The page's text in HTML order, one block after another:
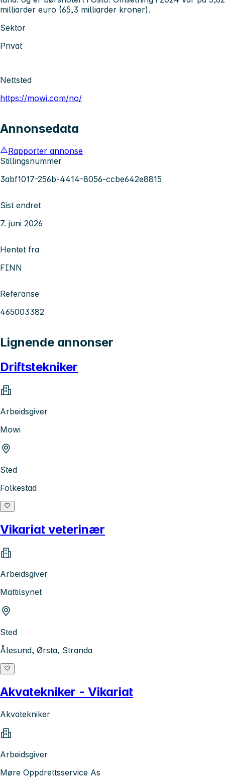
milliarder euro (65,3 milliarder kroner).
Sektor
Privat
Nettsted
https://mowi.com/no/
Annonsedata
Rapporter annonse
Stillingsnummer
3abf1017-256b-4414-8056-ccbe642e8815
Sist endret
7. juni 2026
Hentet fra
FINN
Referanse
465003382
Lignende annonser
Driftstekniker
Arbeidsgiver
Mowi
Sted
Folkestad
Vikariat veterinær
Arbeidsgiver
Mattilsynet
Sted
Ålesund, Ørsta, Stranda
Akvatekniker - Vikariat
Akvatekniker
Arbeidsgiver
Møre Oppdrettsservice As